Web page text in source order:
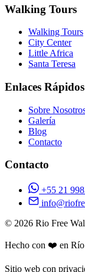
Walking Tours
Walking Tours
City Center
Little Africa
Santa Teresa
Enlaces Rápidos
Sobre
Galería
Blog
Contacto
Contacto
+55 21
© 2026 Rio Free
Hecho con ❤️ en Río
Sitio web con